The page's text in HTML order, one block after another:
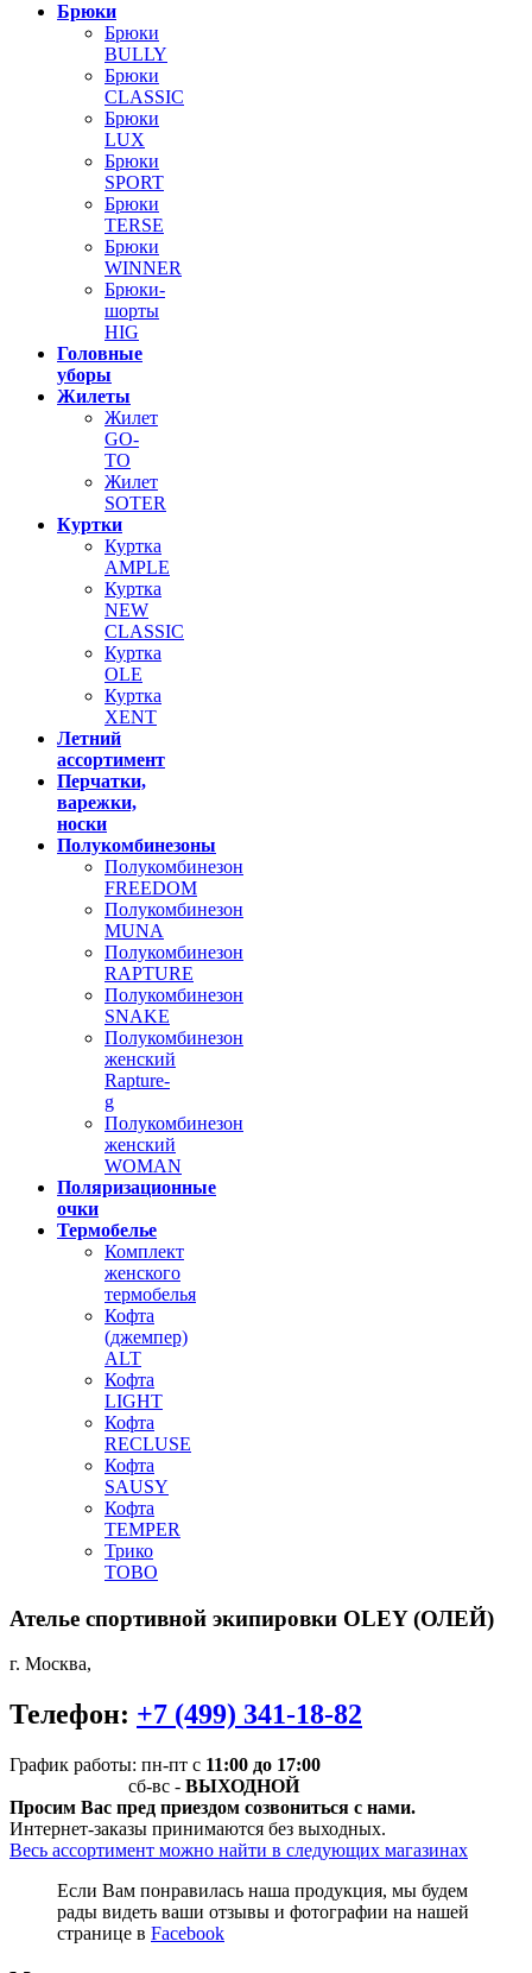
Брюки
Брюки
BULLY
Брюки
CLASSIC
Брюки
LUX
Брюки
SPORT
Брюки
TERSE
Брюки
WINNER
Брюки-
шорты
HIG
Головные
уборы
Жилеты
Жилет
GO-
TO
Жилет
SOTER
Куртки
Куртка
AMPLE
Куртка
NEW
CLASSIC
Куртка
OLE
Куртка
XENT
Летний
ассортимент
Перчатки,
варежки,
носки
Полукомбинезоны
Полукомбинезон
FREEDOM
Полукомбинезон
MUNA
Полукомбинезон
RAPTURE
Полукомбинезон
SNAKE
Полукомбинезон
женский
Rapture-
g
Полукомбинезон
женский
WOMAN
Поляризационные
очки
Термобелье
Комплект
женского
термобелья
Кофта
(джемпер)
ALT
Кофта
LIGHT
Кофта
RECLUSE
Кофта
SAUSY
Кофта
TEMPER
Трико
TOBO
Ателье спортивной экипировки OLEY (ОЛЕЙ)
г. Москва,
Телефон: +7 (499) 341-18-82
График работы: пн-пт с 11:00 до 17:00
сб-вс - ВЫХОДНОЙ
Просим Вас пред приездом созвониться с нами.
Интернет-заказы принимаются без выходных.
Весь ассортимент можно найти в следующих магазинах
Если Вам понравилась наша продукция, мы будем
рады видеть ваши отзывы и фотографии на нашей
странице в Facebook